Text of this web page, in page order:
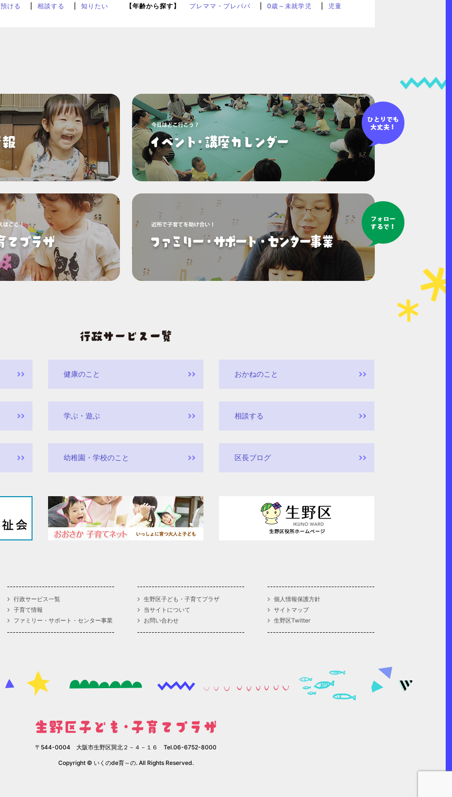
預ける 相談する 知りたい 【年齢から探す】 プレママ・プレパパ 0歳～未就学児 児童
健康のこと おかねのこと
学ぶ・遊ぶ 相談する
幼稚園・学校のこと 区長ブログ
行政サービス一覧
子育て情報
ファミリー・サポート・センター事業
生野区子ども・子育てプラザ
当サイトについて
お問い合わせ
個人情報保護方針
サイトマップ
生野区Twitter
〒544-0004 大阪市生野区巽北２－４－１６ Tel.06-6752-8000
Copyright © いくのde育～の. All Rights Reserved.